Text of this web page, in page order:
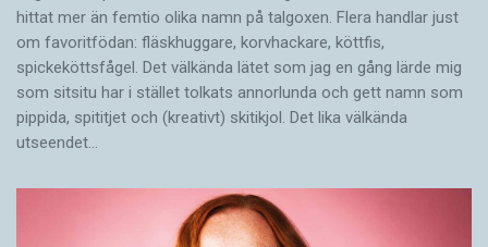
hittat mer än femtio olika namn på talgoxen. Flera handlar just
om favoritfödan: fläskhuggare, korvhackare, köttfis,
spickeköttsfågel. Det välkända lätet som jag en gång lärde mig
som sitsitu har i stället tolkats annorlunda och gett namn som
pippida, spititjet och (kreativt) skitikjol. Det lika välkända
utseendet…